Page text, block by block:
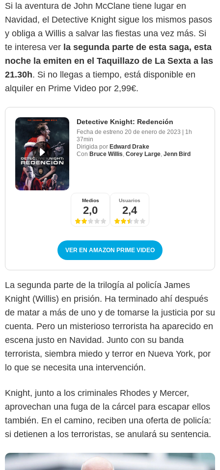
Si la aventura de John McClane tiene lugar en
Navidad, el Detective Knight sigue los mismos pasos
y obliga a Willis a salvar las fiestas una vez más. Si
te interesa ver la segunda parte de esta saga, esta
noche la emiten en el Taquillazo de La Sexta a las
21.30h. Si no llegas a tiempo, está disponible en
alquiler en Prime Video por 2,99€.
Detective Knight: Redención
Fecha de estreno 20 de enero de 2023 | 1h
37min
Dirigida por Edward Drake
Con Bruce Willis Corey Large Jenn Bird
Medios
2,0
Usuarios
2,4
VER EN AMAZON PRIME VIDEO
La segunda parte de la trilogía al policía James
Knight (Willis) en prisión. Ha terminado ahí después
de matar a más de uno y de tomarse la justicia por su
cuenta. Pero un misterioso terrorista ha aparecido en
escena justo en Navidad. Junto con su banda
terrorista, siembra miedo y terror en Nueva York, por
lo que se necesita una intervención.
Knight, junto a los criminales Rhodes y Mercer,
aprovechan una fuga de la cárcel para escapar ellos
también. En el camino, reciben una oferta de policía:
si detienen a los terroristas, se anulará su sentencia.
© Leonine